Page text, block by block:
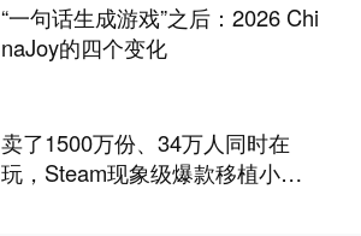
“一句话生成游戏”之后：2026 Chi
naJoy的四个变化
卖了1500万份、34万人同时在
玩，Steam现象级爆款移植小游